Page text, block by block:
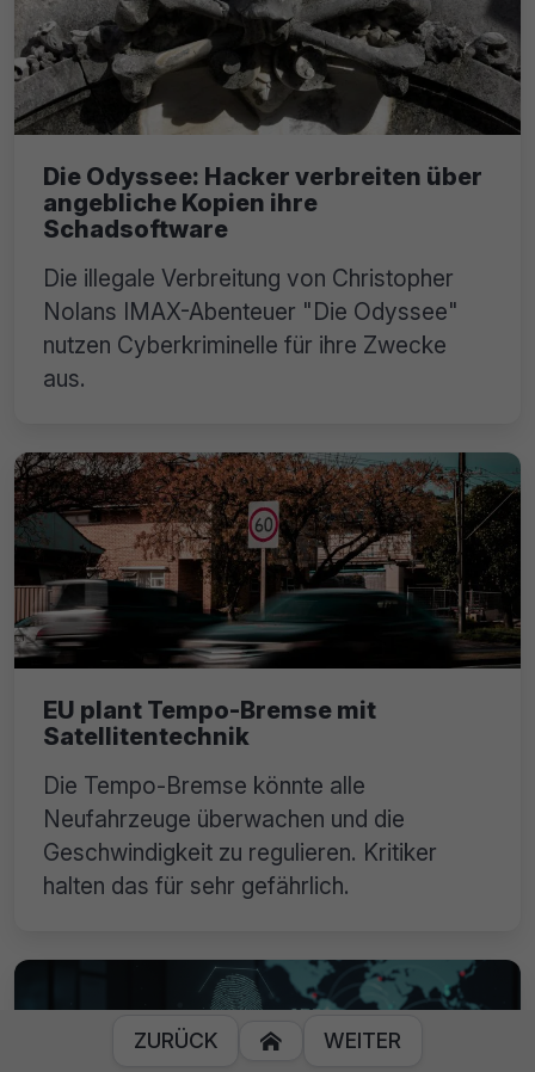
Die Odyssee: Hacker verbreiten über
angebliche Kopien ihre
Schadsoftware
Die illegale Verbreitung von Christopher
Nolans IMAX-Abenteuer "Die Odyssee"
nutzen Cyberkriminelle für ihre Zwecke
aus.
EU plant Tempo-Bremse mit
Satellitentechnik
Die Tempo-Bremse könnte alle
Neufahrzeuge überwachen und die
Geschwindigkeit zu regulieren. Kritiker
halten das für sehr gefährlich.
ZURÜCK  WEITER